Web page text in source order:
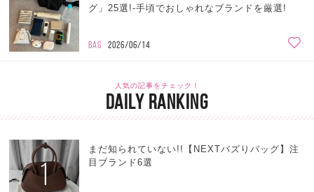
グ」25選!-手頃でおしゃれなブランドを厳選!
BAG 2026/06/14
人気の記事をチェック！
DAILY RANKING
1
まだ知られていない!!【NEXTバズりバッグ】注
目ブランド6選